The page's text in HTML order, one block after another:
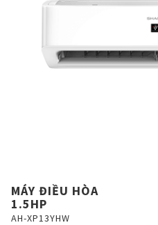
MÁY ĐIỀU HÒA
1.5HP
AH-XP13YHW